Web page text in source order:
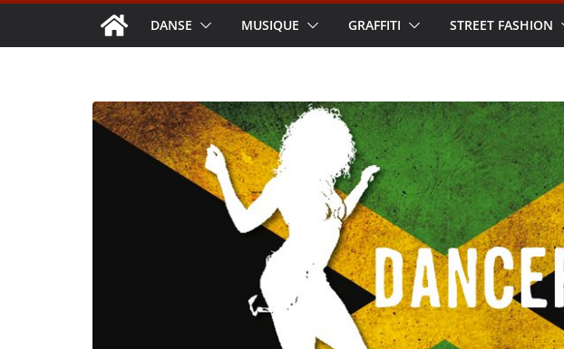
DANSE MUSIQUE GRAFFITI STREET FASHION